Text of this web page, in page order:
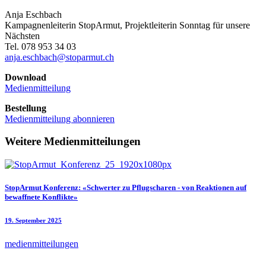
Anja Eschbach
Kampagnenleiterin StopArmut, Projektleiterin Sonntag für unsere
Nächsten
Tel. 078 953 34 03
anja.eschbach@stoparmut.ch
Download
Medienmitteilung
Bestellung
Medienmitteilung abonnieren
Weitere Medienmitteilungen
StopArmut Konferenz: «Schwerter zu Pflugscharen - von Reaktionen auf
bewaffnete Konflikte»
19. September 2025
medienmitteilungen